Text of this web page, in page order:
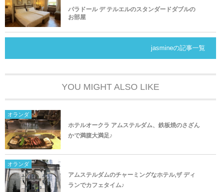
パラドール デ テルエルのスタンダードダブルの
お部屋
jasmineの記事一覧
YOU MIGHT ALSO LIKE
オランダ
ホテルオークラ アムステルダム、鉄板焼のさざん
かで満腹大満足♪
オランダ
アムステルダムのチャーミングなホテル,ザ ディ
ランでカフェタイム♪